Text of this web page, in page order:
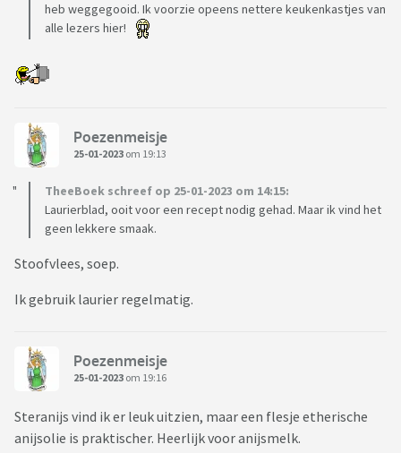
heb weggegooid. Ik voorzie opeens nettere keukenkastjes van
alle lezers hier!
Poezenmeisje
25-01-2023 om 19:13
TheeBoek schreef op 25-01-2023 om 14:15:
Laurierblad, ooit voor een recept nodig gehad. Maar ik vind het
geen lekkere smaak.
Stoofvlees, soep.
Ik gebruik laurier regelmatig.
Poezenmeisje
25-01-2023 om 19:16
Steranijs vind ik er leuk uitzien, maar een flesje etherische
anijsolie is praktischer. Heerlijk voor anijsmelk.